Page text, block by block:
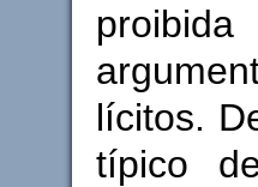
lícitos.
típico